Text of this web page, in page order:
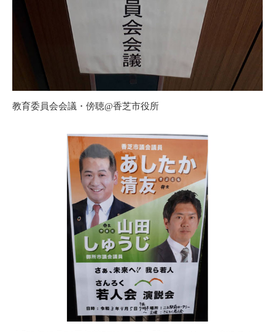
教育委員会会議・傍聴@香芝市役所